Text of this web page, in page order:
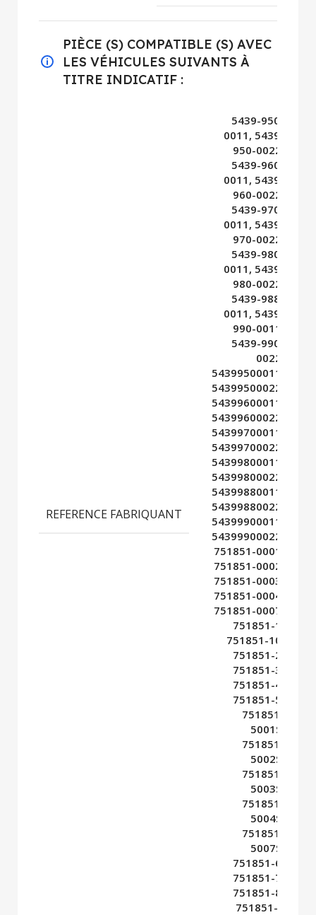
PIÈCE (S) COMPATIBLE (S) AVEC
LES VÉHICULES SUIVANTS À
TITRE INDICATIF :
REFERENCE FABRIQUANT
5439-950-
0011, 5439-
950-0022,
5439-960-
0011, 5439-
960-0022,
5439-970-
0011, 5439-
970-0022,
5439-980-
0011, 5439-
980-0022,
5439-988-
0011, 5439-
990-0011,
5439-990-
0022,
54399500011,
54399500022,
54399600011,
54399600022,
54399700011,
54399700022,
54399800011,
54399800022,
54399880011,
54399880022,
54399900011,
54399900022,
751851-0001,
751851-0002,
751851-0003,
751851-0004,
751851-0007,
751851-1,
751851-10,
751851-2,
751851-3,
751851-4,
751851-5,
751851-
5001S,
751851-
5002S,
751851-
5003S,
751851-
5004S,
751851-
5007S,
751851-6,
751851-7,
751851-8,
751851-9